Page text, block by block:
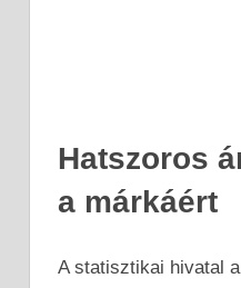
Hatszoros
a márkáért
A statisztikai hivatal